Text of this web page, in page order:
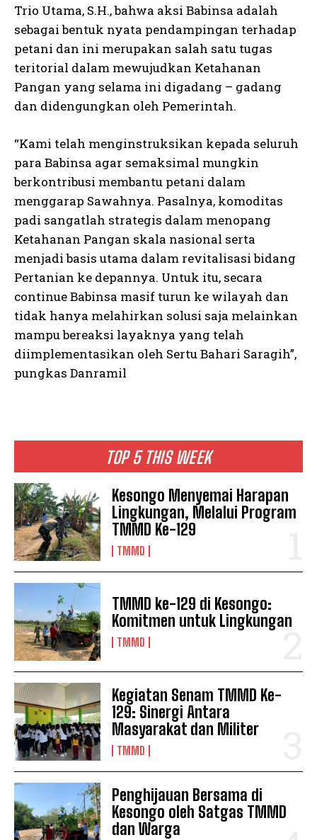
TOP 5 THIS WEEK
Kesongo Menyemai Harapan
Lingkungan, Melalui Program
TMMD Ke-129
TMMD
TMMD ke-129 di Kesongo:
Komitmen untuk Lingkungan
TMMD
Kegiatan Senam TMMD Ke-
129: Sinergi Antara
Masyarakat dan Militer
TMMD
Penghijauan Bersama di
Kesongo oleh Satgas TMMD
dan Warga
Trio Utama, S.H., bahwa aksi Babinsa adalah
sebagai bentuk nyata pendampingan terhadap
petani dan ini merupakan salah satu tugas
teritorial dalam mewujudkan Ketahanan
Pangan yang selama ini digadang – gadang
dan didengungkan oleh Pemerintah.
“Kami telah menginstruksikan kepada seluruh
para Babinsa agar semaksimal mungkin
berkontribusi membantu petani dalam
menggarap Sawahnya. Pasalnya, komoditas
padi sangatlah strategis dalam menopang
Ketahanan Pangan skala nasional serta
menjadi basis utama dalam revitalisasi bidang
Pertanian ke depannya. Untuk itu, secara
continue Babinsa masif turun ke wilayah dan
tidak hanya melahirkan solusi saja melainkan
mampu bereaksi layaknya yang telah
diimplementasikan oleh Sertu Bahari Saragih”,
pungkas Danramil